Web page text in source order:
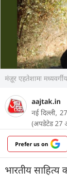
मंज़ूर एहतेशामः
aajtak.in
नई दिल्ली,
(अपडेटेड 27
Prefer us on
भारतीय